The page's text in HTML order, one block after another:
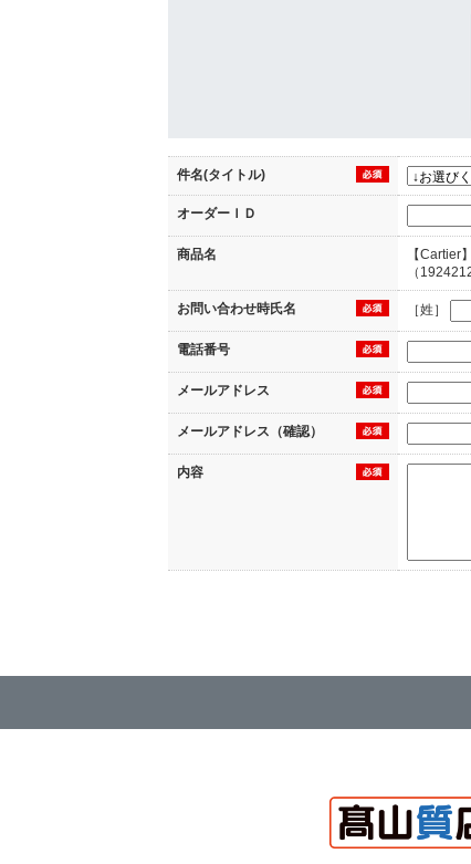
件名(タイトル)
オーダーＩＤ
商品名
【Cartier
（
お問い合わせ時氏名 ［姓］
電話番号
メールアドレス
メールアドレス（確認）
内容